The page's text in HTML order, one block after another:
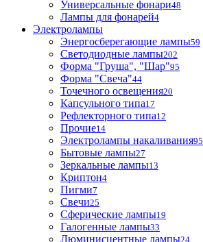
Универсальные фонари48
Лампы для фонарей4
Электролампы
Энергосберегающие лампы59
Светодиодные лампы202
Форма "Груша", "Шар"95
Форма "Свеча"44
Точечного освещения20
Капсульного типа17
Рефлекторного типа12
Прочие14
Электролампы накаливания95
Бытовые лампы27
Зеркальные лампы13
Криптон4
Пигми7
Свечи25
Сферические лампы19
Галогенные лампы33
Люминисцентные лампы24